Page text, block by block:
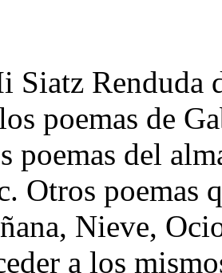
Siatz Renduda
poemas de
poemas del
Otros poemas
Nieve,
a los